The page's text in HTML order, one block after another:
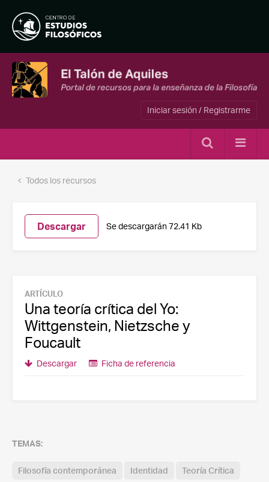
Iniciar sesión / Registrarme
Todos los recursos
Descargar Se descargarán 72.41 Kb
ARTÍCULO
Una teoría crítica del Yo:
Wittgenstein, Nietzsche y
Foucault
Descargar Ficha de referencia
TEMAS:
Filosofía contemporánea Identidad Teoría Crítica